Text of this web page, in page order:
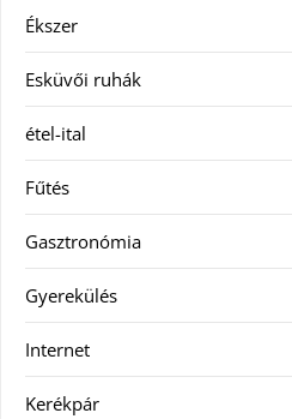
Ékszer
Esküvői ruhák
étel-ital
Fűtés
Gasztronómia
Gyerekülés
Internet
Kerékpár